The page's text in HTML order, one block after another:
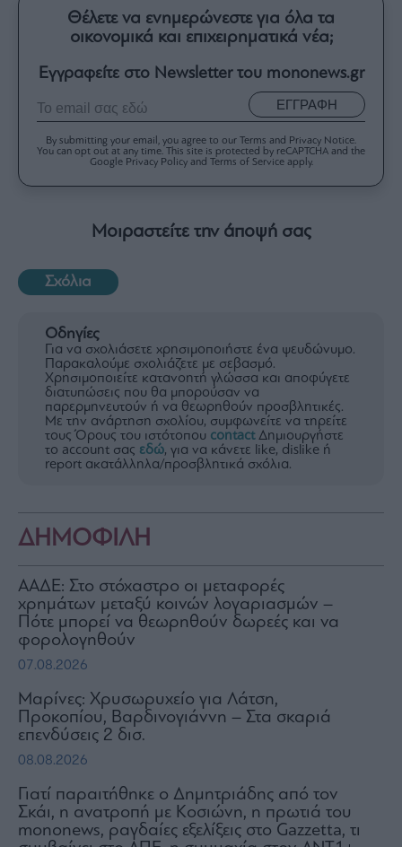
Θέλετε να ενημερώνεστε για όλα τα
οικονομικά και επιχειρηματικά νέα;
Εγγραφείτε στο Newsletter του mononews.gr
ΕΓΓΡΑΦΗ
By submitting your email, you agree to our Terms and Privacy Notice.
You can opt out at any time. This site is protected by reCAPTCHA and the
Google Privacy Policy and Terms of Service apply.
Μοιραστείτε την άποψή σας
Σχόλια
Οδηγίες
Για να σχολιάσετε χρησιμοποιήστε ένα ψευδώνυμο.
Παρακαλούμε σχολιάζετε με σεβασμό.
Χρησιμοποιείτε κατανοητή γλώσσα και αποφύγετε
διατυπώσεις που θα μπορούσαν να
παρερμηνευτούν ή να θεωρηθούν προσβλητικές.
Με την ανάρτηση σχολίου, συμφωνείτε να τηρείτε
τους Όρους του ιστότοπου contactΔημιουργήστε
το account σας εδώ, για να κάνετε like, dislike ή
report ακατάλληλα/προσβλητικά σχόλια.
ΔΗΜΟΦΙΛΗ
ΑΑΔΕ: Στο στόχαστρο οι μεταφορές
χρημάτων μεταξύ κοινών λογαριασμών –
Πότε μπορεί να θεωρηθούν δωρεές και να
φορολογηθούν
07.08.2026
Μαρίνες: Χρυσωρυχείο για Λάτση,
Προκοπίου, Βαρδινογιάννη – Στα σκαριά
επενδύσεις 2 δισ.
08.08.2026
Γιατί παραιτήθηκε ο Δημητριάδης από τον
Σκάι, η ανατροπή με Κοσιώνη, η πρωτιά του
mononews, ραγδαίες εξελίξεις στο Gazzetta, τι